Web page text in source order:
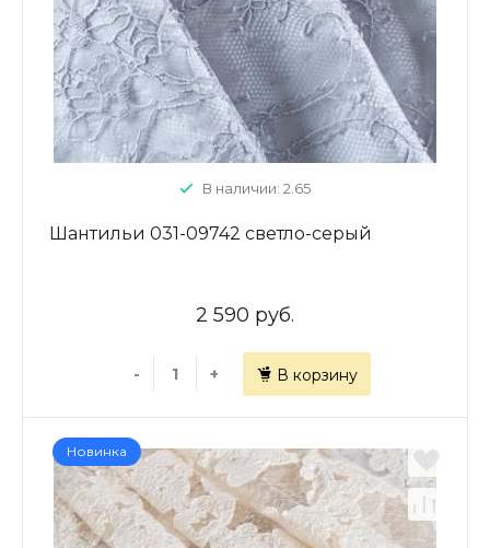
В наличии: 2.65
Шантильи 031-09742 светло-серый
2 590 руб.
- + В корзину
Новинка